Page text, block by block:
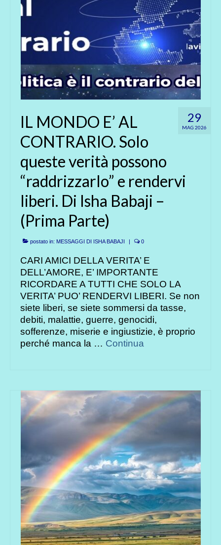
29
MAG 2026
IL MONDO E’ AL
CONTRARIO. Solo
queste verità possono
“raddrizzarlo” e rendervi
liberi. Di Isha Babaji –
(Prima Parte)
postato in: MESSAGGI DI ISHA BABAJI | 0
CARI AMICI DELLA VERITA’ E
DELL’AMORE, E’ IMPORTANTE
RICORDARE A TUTTI CHE SOLO LA
VERITA’ PUO’ RENDERVI LIBERI. Se non
siete liberi, se siete sommersi da tasse,
debiti, malattie, guerre, genocidi,
sofferenze, miserie e ingiustizie, è proprio
perché manca la … Continua